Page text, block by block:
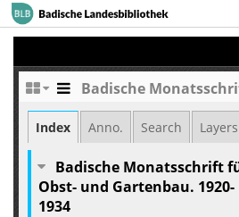
Badische
Index Anno. Search Layers
Badische Monatsschrift
Obst- und Gartenbau. 1920-
1934